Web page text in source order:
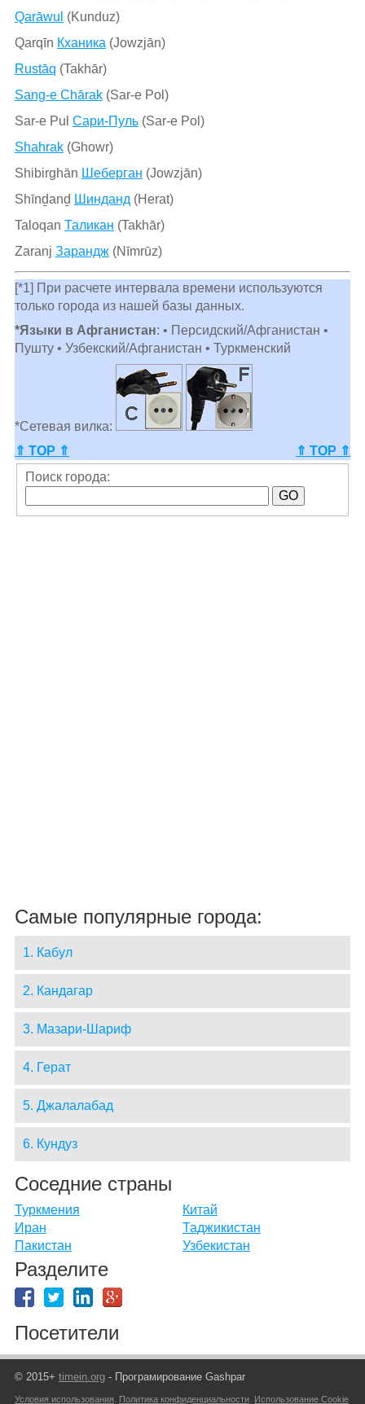
Qarāwul (Kunduz)
Qarqīn Кханика (Jowzjān)
Rustāq (Takhār)
Sang-e Chārak(Sar-e Pol)
Sar-e Pul Сари-Пуль(Sar-e Pol)
Shahrak(Ghowr)
Shibirghān Шеберган (Jowzjān)
Shīnḏanḏ Шинданд (Herat)
Taloqan Таликан (Takhār)
Zaranj Зарандж(Nīmrūz)
[*1] При расчете интервала времени используются
только города из нашей базы данных.
*Языки в Афганистан: • Персидский/Афганистан •
Пушту • Узбекский/Афганистан • Туркменский
*Сетевая вилка:
⇑ TOP ⇑
⇑ TOP ⇑
Поиск города:
Самые популярные города:
1. Кабул
2. Кандагар
3. Мазари-Шариф
4. Герат
5. Джалалабад
6. Кундуз
Соседние страны
Туркмения
Китай
Иран
Таджикистан
Пакистан
Узбекистан
Разделите
Посетители
© 2015+ timein.org- Програмирование Gashpar
Условия использования Политика конфиденциальности, Использование Cookie